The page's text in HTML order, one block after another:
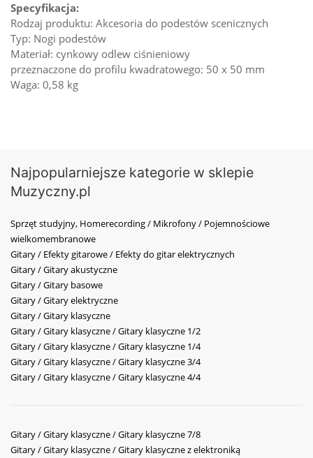
Specyfikacja:
Rodzaj produktu: Akcesoria do podestów scenicznych
Typ: Nogi podestów
Materiał: cynkowy odlew ciśnieniowy
przeznaczone do profilu kwadratowego: 50 x 50 mm
Waga: 0,58 kg
Najpopularniejsze kategorie w sklepie
Muzyczny.pl
Sprzęt studyjny, Homerecording / Mikrofony / Pojemnościowe
wielkomembranowe
Gitary / Efekty gitarowe / Efekty do gitar elektrycznych
Gitary / Gitary akustyczne
Gitary / Gitary basowe
Gitary / Gitary elektryczne
Gitary / Gitary klasyczne
Gitary / Gitary klasyczne / Gitary klasyczne 1/2
Gitary / Gitary klasyczne / Gitary klasyczne 1/4
Gitary / Gitary klasyczne / Gitary klasyczne 3/4
Gitary / Gitary klasyczne / Gitary klasyczne 4/4
Gitary / Gitary klasyczne / Gitary klasyczne 7/8
Gitary / Gitary klasyczne / Gitary klasyczne z elektroniką